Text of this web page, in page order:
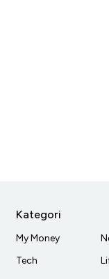
Kategori
My Money
Tech